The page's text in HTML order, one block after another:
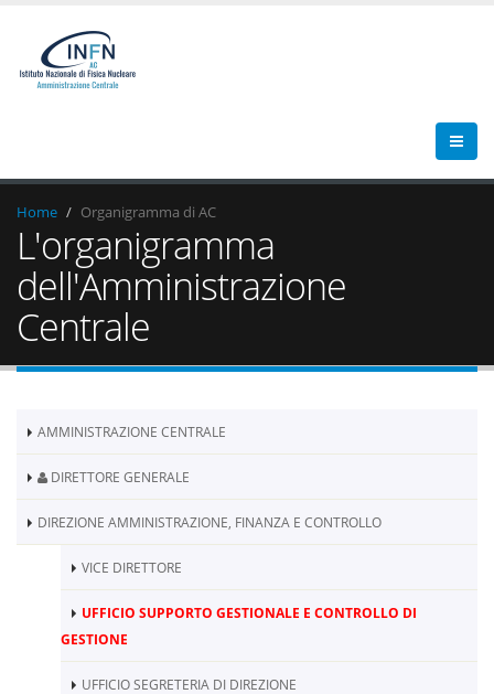
Home Organigramma di AC
L'organigramma
dell'Amministrazione
Centrale
AMMINISTRAZIONE CENTRALE
DIRETTORE GENERALE
DIREZIONE AMMINISTRAZIONE, FINANZA E CONTROLLO
VICE DIRETTORE
UFFICIO SUPPORTO GESTIONALE E CONTROLLO DI
GESTIONE
UFFICIO SEGRETERIA DI DIREZIONE